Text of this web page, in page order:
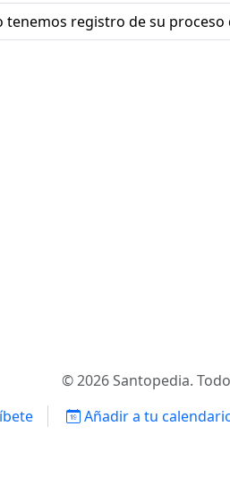
tenemos registro de su proceso
© 2026 Santopedia.
Añadir a tu